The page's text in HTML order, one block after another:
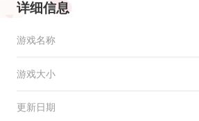
详细信息
游戏名称
游戏大小
更新日期